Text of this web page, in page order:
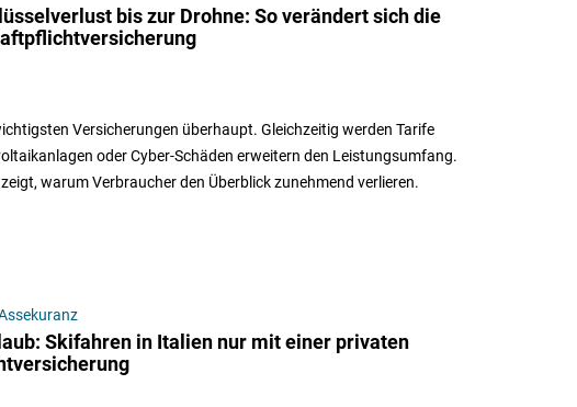
bis zur Drohne: So verändert sich die
Versicherungen überhaupt. Gleichzeitig werden Tarife
oder Cyber-Schäden erweitern den Leistungsumfang.
warum Verbraucher den Überblick zunehmend verlieren.
Skifahren in Italien nur mit einer privaten